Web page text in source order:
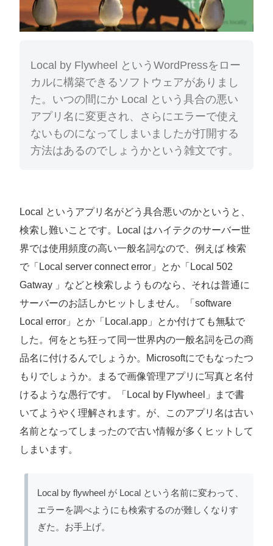
Local by Flywheel というWordPressをロー
カルに構築できるソフトウェアがありまし
た。いつの間にか Local という具合の悪い
アプリ名に変更され、さらにエラーで使え
ないものになってしまいましたが打開する
方法はあるのでしょうかという雑文です。
Local というアプリ名がどう具合悪いのかというと、
検索し難いことです。Local はハイテクのサーバー世
界では使用頻度の高い一般名詞なので、例えば 検索
で「Local server connect error」とか「Local 502
Gatway 」などと検索しようものなら、それは普通に
サーバーのお話しかヒットしません。「software
Local error」とか「Local.app」とか付けても無駄で
した。何をとち狂って同一世界内の一般名詞を己の商
品名に付けるんでしょうか。Microsoftにでもなったつ
もりでしょうか。まるで画像管理アプリに写真と名付
けるような愚行です。「Local by Flywheel」まで書
いてようやく理解されます。が、このアプリ名は古い
名前となってしまったので古い情報が多くヒットして
しまいます。
Local by flywheel が Local という名前に変わって、
エラーを調べようにも検索するのが難しくなりす
ぎた。お手上げ。